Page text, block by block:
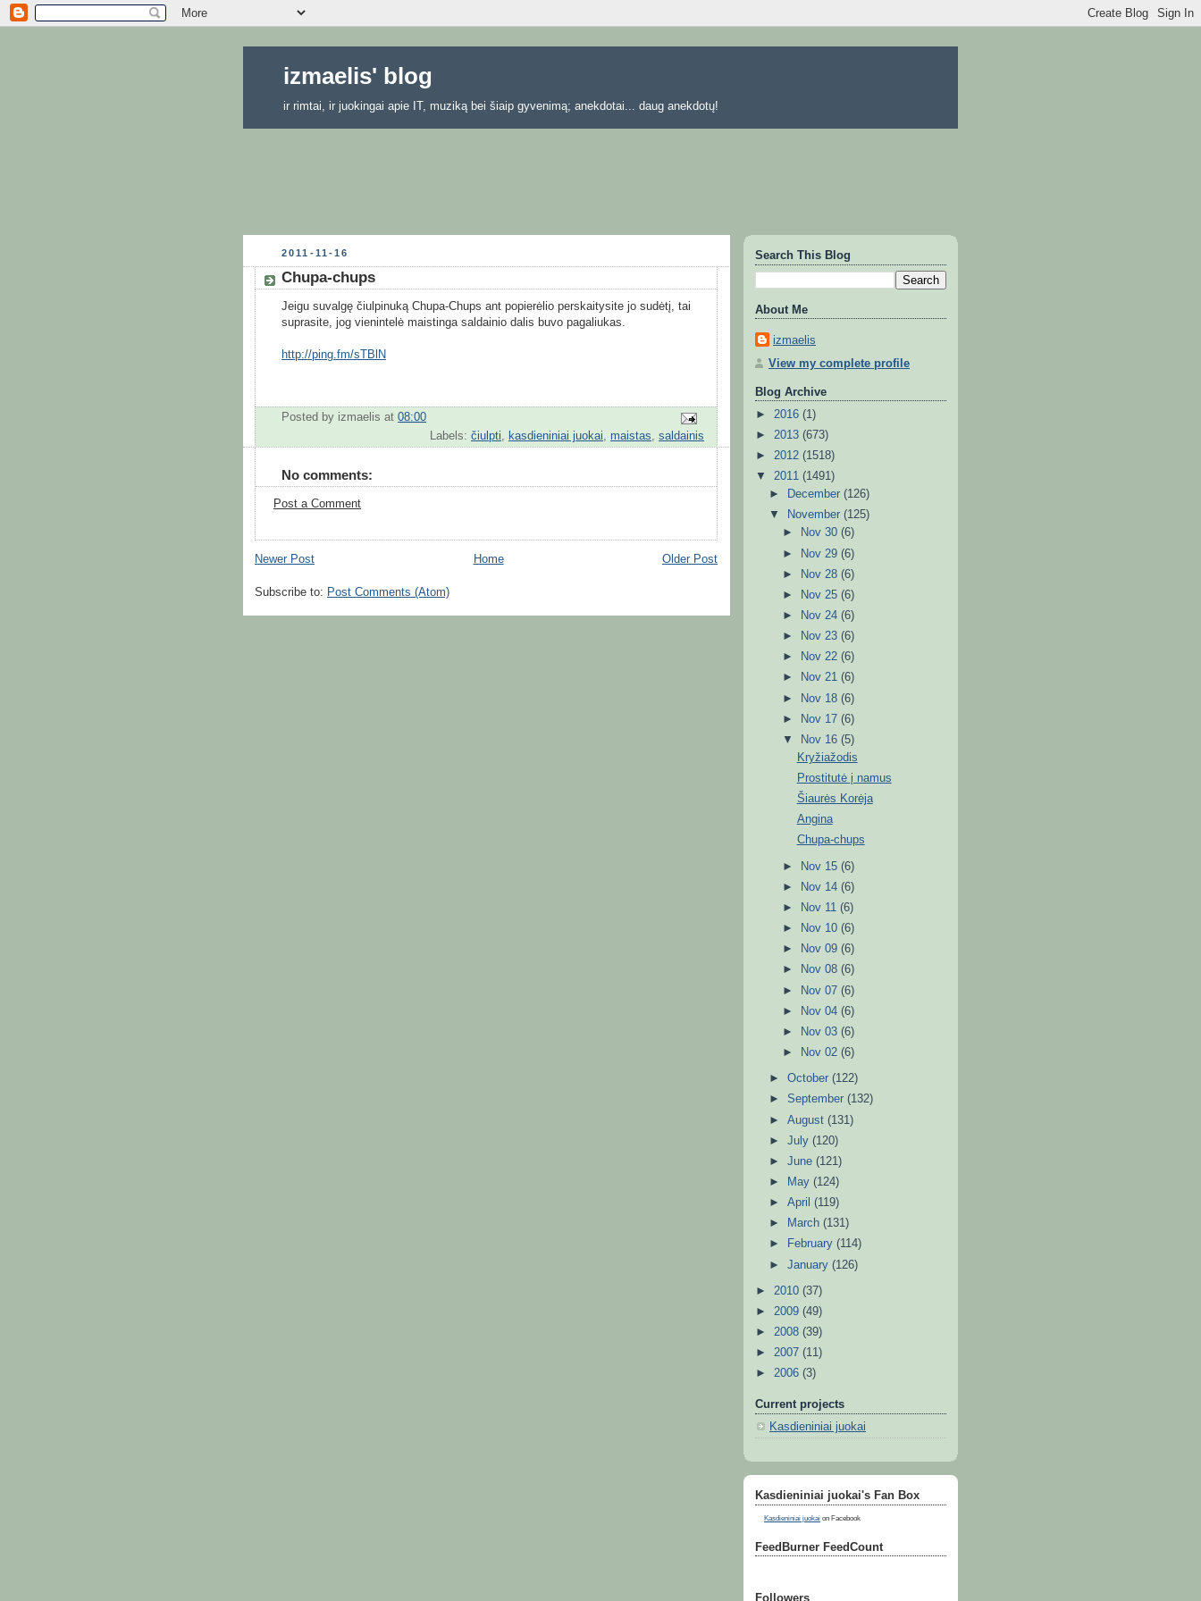
izmaelis' blog
ir rimtai, ir juokingai apie IT, muziką bei šiaip gyvenimą; anekdotai... daug anekdotų!
2011-11-16
Chupa-chups
Jeigu suvalgę čiulpinuką Chupa-Chups ant popierėlio perskaitysite jo sudėtį, tai
suprasite, jog vienintelė maistinga saldainio dalis buvo pagaliukas.
http://ping.fm/sTBlN
Posted by izmaelis at 08:00
Labels: čiulpti kasdieniniai juokai maistas saldainis
No comments:
Post a Comment
Newer Post Older Post
Home
Subscribe to: Post Comments (Atom)
Search This Blog
About Me
izmaelis
View my complete profile
Blog Archive
► 2016 (1)
► 2013 (673)
► 2012 (1518)
▼ 2011 (1491)
►
December(126)
▼
November(125)
►
Nov 30(6)
►
Nov 29(6)
►
Nov 28(6)
►
Nov 25(6)
►
Nov 24(6)
►
Nov 23(6)
►
Nov 22(6)
►
Nov 21(6)
►
Nov 18(6)
►
Nov 17(6)
▼
Nov 16(5)
Kryžiažodis
Prostitutė į namus
Šiaurės Korėja
Angina
Chupa-chups
► Nov 15(6)
►
Nov 14(6)
►
Nov 11(6)
►
Nov 10(6)
►
Nov 09(6)
►
Nov 08(6)
►
Nov 07(6)
►
Nov 04(6)
►
Nov 03(6)
►
Nov 02(6)
►October(122)
►September(132)
►August(131)
►July(120)
►June(121)
►
May(124)
►April(119)
►
March(131)
►
February(114)
►January(126)
► 2010 (37)
► 2009 (49)
► 2008 (39)
► 2007 (11)
► 2006 (3)
Current projects
Kasdieniniai juokai
Kasdieniniai juokai's Fan Box
Kasdieniniai juokai on Facebook
FeedBurner FeedCount
Followers